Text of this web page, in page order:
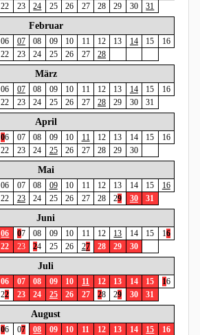
22 23 24 25 26 27 28 29 30 31
Februar
06 07 08 09 10 11 12 13 14 15
16
22 23 24 25 26 27 28
März
06 07 08 09 10 11 12 13 14 15
16
22 23 24 25 26 27 28 29 30 31
April
06 07 08 09 10 11 12 13 14 15
16
22 23 24 25 26 27 28 29 30
Mai
06 07 08 09 10 11 12 13 14 15
16
22 23 24 25 26 27 28 29 30 31
Juni
06 07 08 09 10 11 12 13 14 15 16
22 23 24 25 26 27 28 29 30
Juli
06 07 08 09 10 11 12 13 14 15 16
22 23 24 25 26 27 28 29 30 31
August
06 07 08 09 10 11 12 13 14 15
16